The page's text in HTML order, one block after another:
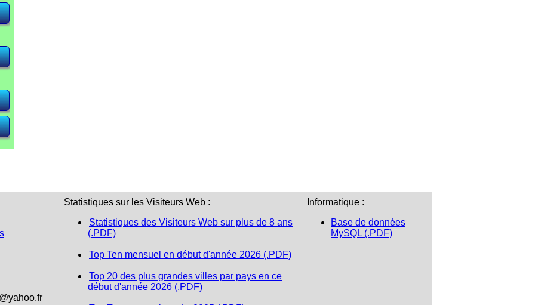
Statistiques sur les Visiteurs Web :
Statistiques des Visiteurs Web sur plus de 8 ans
(.PDF)
Top Ten mensuel en début d'année 2026 (.PDF)
Top 20 des plus grandes villes par pays en ce
début d'année 2026 (.PDF)
Informatique :
Base de données
MySQL (.PDF)